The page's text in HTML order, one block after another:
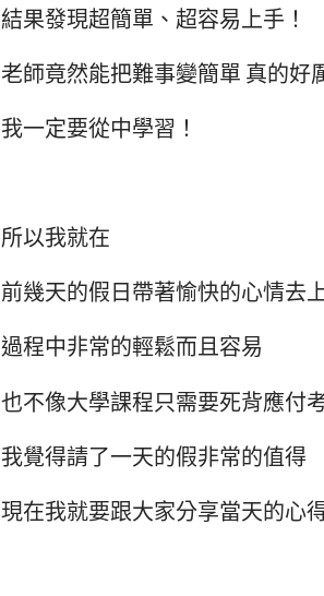
結果發現超簡單、超容易上手！
老師竟然能把難事變簡單 真的好
我一定要從中學習！
所以我就在
前幾天的假日帶著愉快的心情去
過程中非常的輕鬆而且容易
也不像大學課程只需要死背應付
我覺得請了一天的假非常的值得
現在我就要跟大家分享當天的心